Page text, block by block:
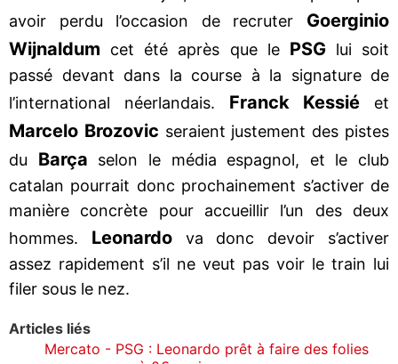
avoir perdu l’occasion de recruter Goerginio
Wijnaldum cet été après que le PSGlui soit
passé devant dans la course à la signature de
l’international néerlandais. Franck Kessié et
Marcelo Brozovic seraient justement des pistes
du Barça selon le média espagnol, et le club
catalan pourrait donc prochainement s’activer de
manière concrète pour accueillir l’un des deux
hommes. Leonardova donc devoir s’activer
assez rapidement s’il ne veut pas voir le train lui
filer sous le nez.
Articles liés
Mercato - PSG : Leonardo prêt à faire des folies